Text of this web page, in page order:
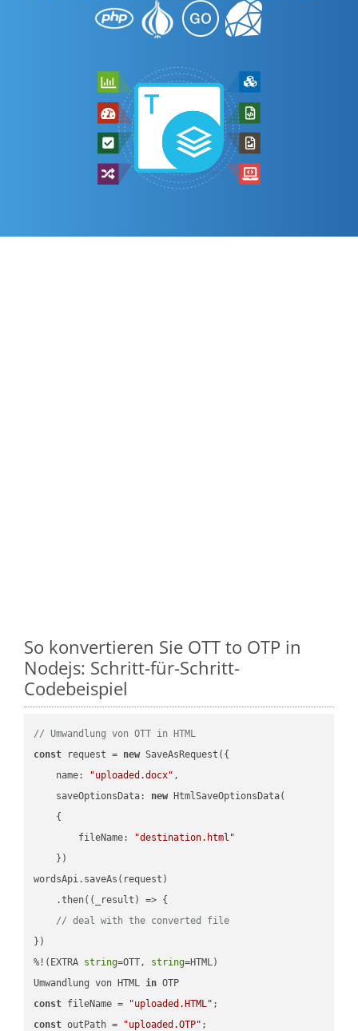
So konvertieren Sie OTT to OTP in
Nodejs: Schritt-für-Schritt-
Codebeispiel
// Umwandlung von OTT in HTML
const request = new SaveAsRequest({
name: "uploaded.docx" ,
saveOptionsData: new HtmlSaveOptionsData(
    {
fileName:
"destination.html"
    })
wordsApi.saveAs(request)
    .then(
( _result ) => {
// deal with the converted file
})
%!(EXTRA string=OTT, string=HTML)
Umwandlung von HTML in
const fileName = "uploaded.HTML"
const outPath = "uploaded.OTP"